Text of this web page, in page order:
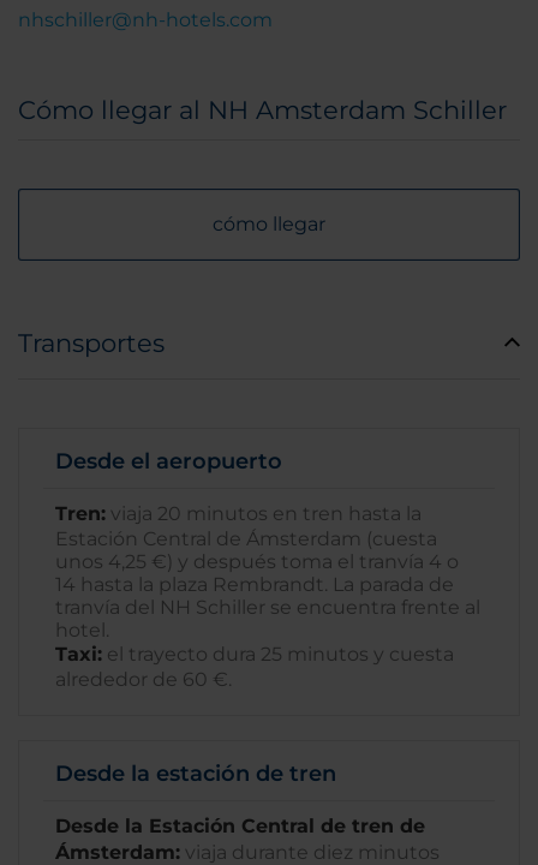
nhschiller@nh-hotels.com
Cómo llegar al NH Amsterdam Schiller
cómo llegar
Transportes
Desde el aeropuerto
Tren: viaja 20 minutos en tren hasta la
Estación Central de Ámsterdam (cuesta
unos 4,25 €) y después toma el tranvía 4 o
14 hasta la plaza Rembrandt. La parada de
tranvía del NH Schiller se encuentra frente al
hotel.
Taxi: el trayecto dura 25 minutos y cuesta
alrededor de 60 €.
Desde la estación de tren
Desde la Estación Central de tren de
Ámsterdam: viaja durante diez minutos